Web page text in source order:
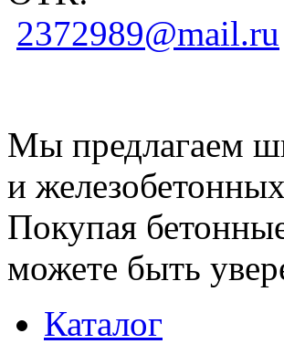
2372989@mail.ru
Мы предлагаем
и
Покупая
можете быть
Каталог